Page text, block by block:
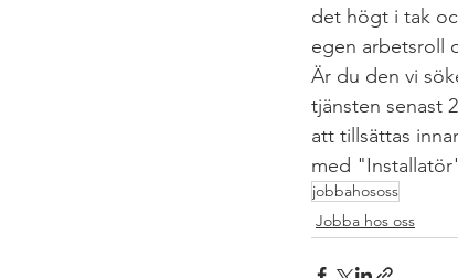
det högt i tak
egen arbetsroll
Är du den vi
tjänsten senast
att tillsättas
med
jobbahososs
Jobba hos oss